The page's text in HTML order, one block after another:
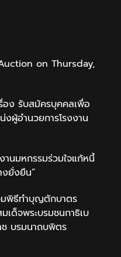
on Thursday,
อง รับสมัครบุคคลเพื่อ
ผู้อำนวยการโรงงาน
นมหกรรมร่วมใจแก้หนี้
งยั่งยืน”
มพิธีทำบุญตักบาตร
เด็จพระบรมชนกาธิเบ
บรมนาถบพิตร